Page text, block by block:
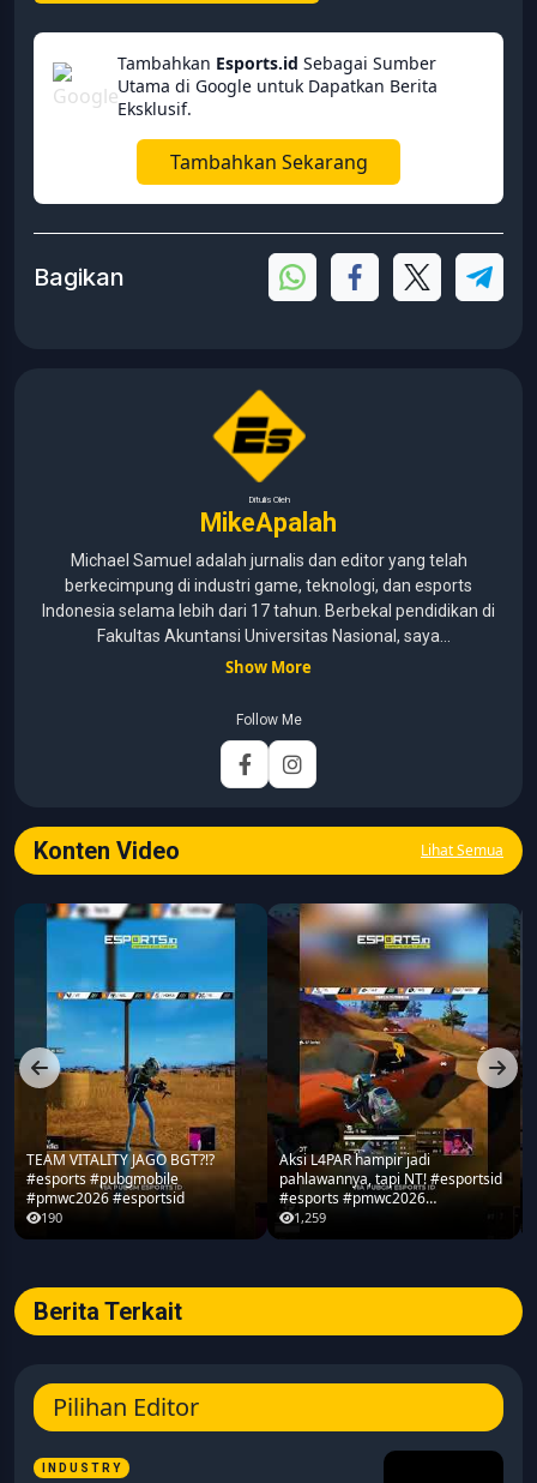
Tambahkan Esports.id Sebagai Sumber
Utama di Google untuk Dapatkan Berita
Eksklusif.
Tambahkan Sekarang
Bagikan
Ditulis Oleh
MikeApalah
Michael Samuel adalah jurnalis dan editor yang telah
berkecimpung di industri game, teknologi, dan esports
Indonesia selama lebih dari 17 tahun. Berbekal pendidikan di
Fakultas Akuntansi Universitas Nasional, saya
menggabungkan kemampuan analisis dengan pengalaman
pernah menangani berbagai peran, mulai dari reporter, editor,
marketing, business development, hingga Editor in Chief.
Fokus utamanya adalah menghadirkan tulisan yang
informatif, mendalam, dan mudah dipahami, khususnya
Show More
Follow Me
Konten Video Lihat Semua
TEAM VITALITY JAGO BGT?!?
#esports #pubgmobile
#pmwc2026 #esportsid
190
Aksi L4PAR hampir jadi
pahlawannya, tapi NT! #esportsid
#esports #pmwc2026
#pubgmobile #teamrrq
1,259
Berita Terkait
Pilihan Editor
INDUSTRY